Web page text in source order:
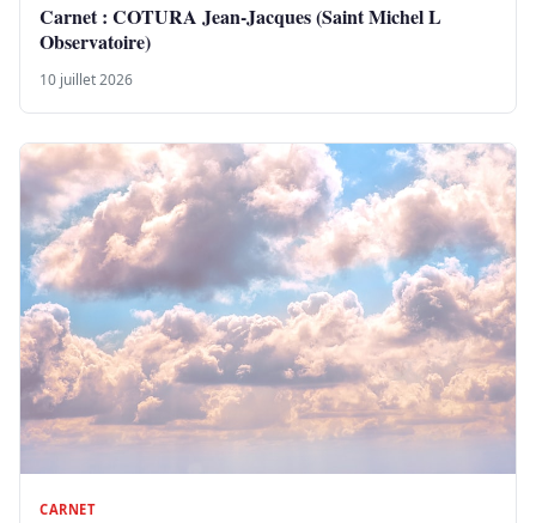
Carnet : COTURA Jean-Jacques (Saint Michel L
Observatoire)
10 juillet 2026
CARNET